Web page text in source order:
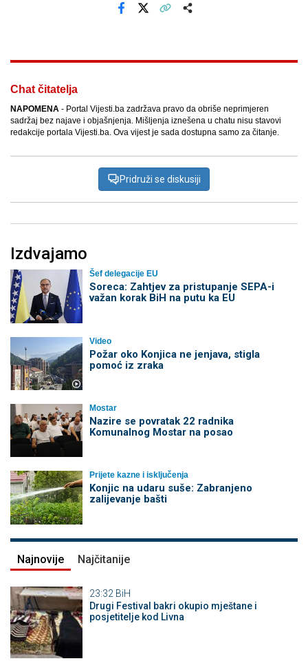
Chat čitatelja
NAPOMENA - Portal Vijesti.ba zadržava pravo da obriše neprimjeren
sadržaj bez najave i objašnjenja. Mišljenja iznešena u chatu nisu stavovi
redakcije portala Vijesti.ba. Ova vijest je sada dostupna samo za čitanje.
Pridruži se diskusiji
Izdvajamo
Šef delegacije EU
Soreca: Zahtjev za pristupanje SEPA-i
važan korak BiH na putu ka EU
Video
Požar oko Konjica ne jenjava, stigla
pomoć iz zraka
Mostar
Nazire se povratak 22 radnika
Komunalnog Mostar na posao
Prijete kazne i isključenja
Konjic na udaru suše: Zabranjeno
zalijevanje bašti
Najnovije Najčitanije
23:32 BiH
Drugi Festival bakri okupio mještane i
posjetitelje kod Livna